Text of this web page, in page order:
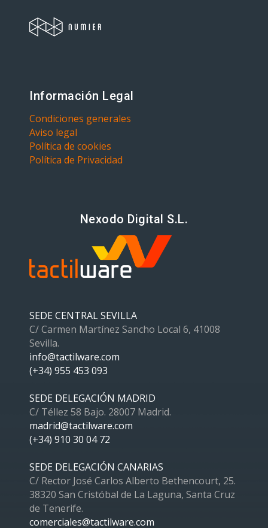
Información Legal
Condiciones generales
Aviso legal
Política de cookies
Política de Privacidad
Nexodo Digital S.L.
SEDE CENTRAL SEVILLA
C/ Carmen Martínez Sancho Local 6, 41008
Sevilla.
info@tactilware.com
(+34) 955 453 093
SEDE DELEGACIÓN MADRID
C/ Téllez 58 Bajo. 28007 Madrid.
madrid@tactilware.com
(+34) 910 30 04 72
SEDE DELEGACIÓN CANARIAS
C/ Rector José Carlos Alberto Bethencourt, 25.
38320 San Cristóbal de La Laguna, Santa Cruz
de Tenerife.
comerciales@tactilware.com